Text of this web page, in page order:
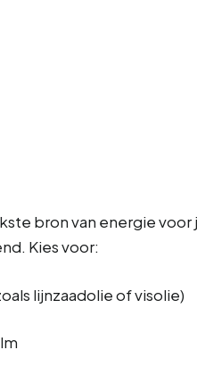
bron van energie
Kies voor:
lijnzaadolie of visolie)